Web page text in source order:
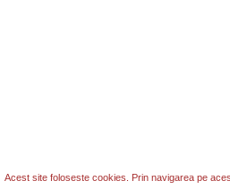
Acest site foloseste cookies. Prin navigarea pe